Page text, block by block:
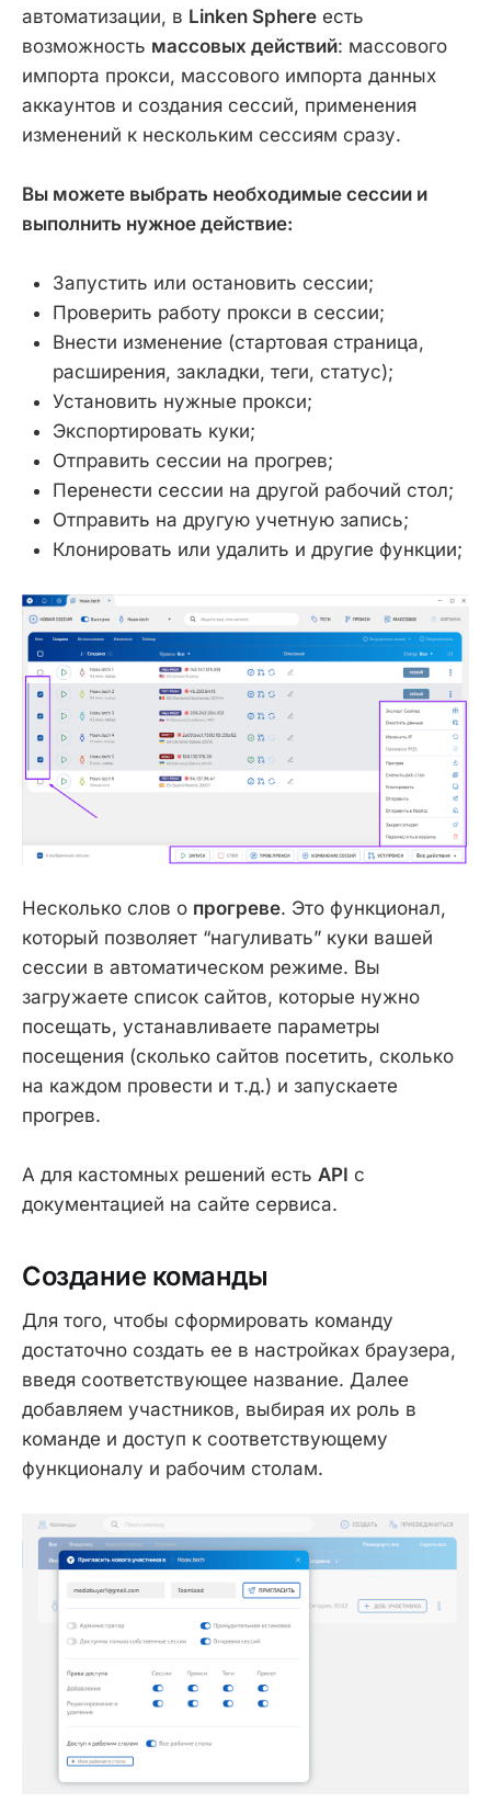
автоматизации, в Linken Sphere есть
возможность массовых действий: массового
импорта прокси, массового импорта данных
аккаунтов и создания сессий, применения
изменений к нескольким сессиям сразу.
Вы можете выбрать необходимые сессии и
выполнить нужное действие:
Запустить или остановить сессии;
Проверить работу прокси в сессии;
Внести изменение (стартовая страница,
расширения, закладки, теги, статус);
Установить нужные прокси;
Экспортировать куки;
Отправить сессии на прогрев;
Перенести сессии на другой рабочий стол;
Отправить на другую учетную запись;
Клонировать или удалить и другие функции;
Несколько слов о прогреве. Это функционал,
который позволяет “нагуливать” куки вашей
сессии в автоматическом режиме. Вы
загружаете список сайтов, которые нужно
посещать, устанавливаете параметры
посещения (сколько сайтов посетить, сколько
на каждом провести и т.д.) и запускаете
прогрев.
А для кастомных решений есть API с
документацией на сайте сервиса.
Создание команды
Для того, чтобы сформировать команду
достаточно создать ее в настройках браузера,
введя соответствующее название. Далее
добавляем участников, выбирая их роль в
команде и доступ к соответствующему
функционалу и рабочим столам.